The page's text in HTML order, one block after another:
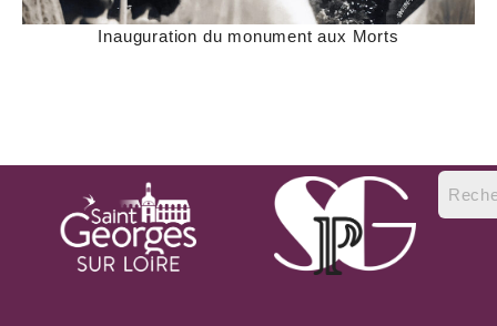
Inauguration du monument aux Morts